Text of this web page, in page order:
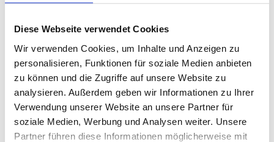
Diese Webseite verwendet Cookies
Wir verwenden Cookies, um Inhalte und Anzeigen zu
personalisieren, Funktionen für soziale Medien anbieten
zu können und die Zugriffe auf unsere Website zu
analysieren. Außerdem geben wir Informationen zu Ihrer
Verwendung unserer Website an unsere Partner für
soziale Medien, Werbung und Analysen weiter. Unsere
Partner führen diese Informationen möglicherweise mit